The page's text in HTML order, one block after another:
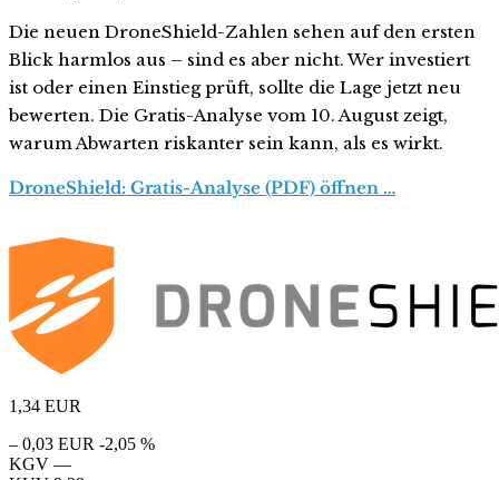
Die neuen DroneShield-Zahlen sehen auf den ersten
Blick harmlos aus – sind es aber nicht. Wer investiert
ist oder einen Einstieg prüft, sollte die Lage jetzt neu
bewerten. Die Gratis-Analyse vom 10. August zeigt,
warum Abwarten riskanter sein kann, als es wirkt.
DroneShield: Gratis-Analyse (PDF) öffnen …
1,34 EUR
– 0,03 EUR -2,05 %
KGV —